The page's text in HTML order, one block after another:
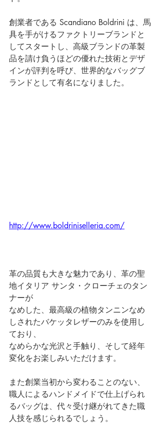
創業者である Scandiano Boldrini は、馬
具を手がけるファクトリーブランドと
してスタートし、高級ブランドの革製
品を請け負うほどの優れた技術とデザ
インが評判を呼び、世界的なバッグブ
ランドとして有名になりました。
http://www.boldriniselleria.com/
革の品質も大きな魅力であり、革の聖
地イタリア サンタ・クローチェのタン
ナーが
なめした、最高級の植物タンニンなめ
しされたバケッタレザーのみを使用し
ており、
なめらかな光沢と手触り、そして経年
変化をお楽しみいただけます。
また創業当初から変わることのない、
職人によるハンドメイドで仕上げられ
るバッグは、代々受け継がれてきた職
人技を感じられるでしょう。